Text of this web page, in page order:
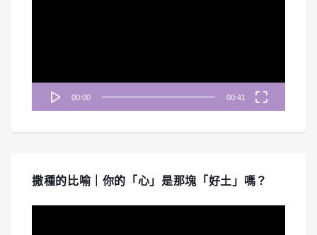
00:00 00:41
撒種的比喻｜你的「心」是那塊「好土」嗎？